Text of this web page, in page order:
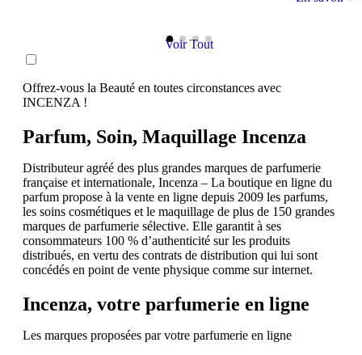
Voir Tout
Offrez-vous la Beauté en toutes circonstances avec
INCENZA !
Parfum, Soin, Maquillage Incenza
Distributeur agréé des plus grandes marques de parfumerie
française et internationale, Incenza – La boutique en ligne du
parfum propose à la vente en ligne depuis 2009 les parfums,
les soins cosmétiques et le maquillage de plus de 150 grandes
marques de parfumerie sélective. Elle garantit à ses
consommateurs 100 % d’authenticité sur les produits
distribués, en vertu des contrats de distribution qui lui sont
concédés en point de vente physique comme sur internet.
Incenza, votre parfumerie en ligne
Les marques proposées par votre parfumerie en ligne